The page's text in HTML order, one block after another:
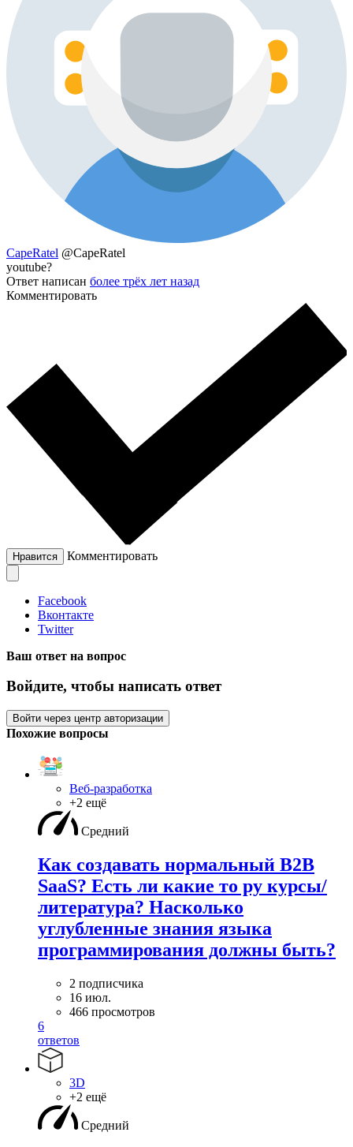
CapeRatel @CapeRatel
youtube?
Ответ написан более трёх лет назад
Комментировать
Нравится Комментировать
Facebook
Вконтакте
Twitter
Ваш ответ на вопрос
Войдите, чтобы написать ответ
Войти через центр авторизации
Похожие вопросы
Веб-разработка
+2 ещё
Средний
Как создавать нормальный B2B
SaaS? Есть ли какие то ру курсы/
литература? Насколько
углубленные знания языка
программирования должны быть?
2 подписчика
16 июл.
466 просмотров
6
ответов
3D
+2 ещё
Средний